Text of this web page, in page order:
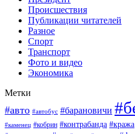
Происшествия
Публикации читателей
Разное
Спорт
Транспорт
Фото и видео
Экономика
Метки
#авто #автобус #барановичи
#каменец #кобрин #контрабанда #кража